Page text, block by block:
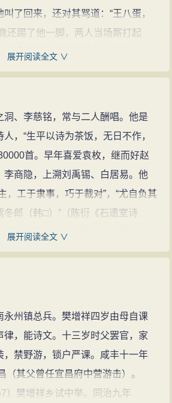
了回来，还对其骂道：“王八蛋，
还踢了他一脚，两人当场厮打起
骆秉章上奏参劾樊燮贪污骄纵，最
职务。这位师爷不是别人，就是日
大臣左宗棠。樊燮被革职返乡
气，就在庭院中修了一座读书楼，
书，要他立志超过当年羞辱过自
达此目的，还特制了一块“洗辱牌”，
的话：“王八蛋，滚出去”。从此，他
儿子执教，不准两个儿子下楼，并
衣裤，并立下家规：“考秀才进学，
月初一、十五必带其二子跪拜祖先
。樊增祥兄长早死。他不负其父所
恨埋在心里，发愤苦读考秀才、中
林，一直做到江宁布政使权署两江
的“金鸡”十分偏爱，他在护理两
展开阅读全文 ∨
、李慈铭，常与二人酬唱。他是
，“生平以诗为茶饭，无日不作，
首。早年喜爱袁枚，继而好赵
李商隐，上溯刘禹锡、白居易。他
，工于隶事，巧于裁对”，“尤自负其
冬郎（韩□）”（陈衍《石遗室诗
迭韵之作很多，因难见巧，炫才夸
但他为人并不佻达，主张“诗贵有
幽忧少”，但遭遇重大事变，也不能
庚子后写下一些关切时局的作品。甲
《有感》、《重有感》、《书
再阅邸钞》等，痛斥朝廷重臣的卖
：“度关不用鸡鸣客，卖却卢龙掩
消息》、《庚子五月都门纪事》
。长篇歌行《彩云曲》、《后彩云
展开阅读全文 ∨
州镇总兵。樊增祥四岁由母自课
律，能诗文。十三岁时父罢官，家
，禁野游，锁户严课。咸丰十一年
（其父曾任宜昌府中营游击）。
樊增祥乡试中举。同治九年